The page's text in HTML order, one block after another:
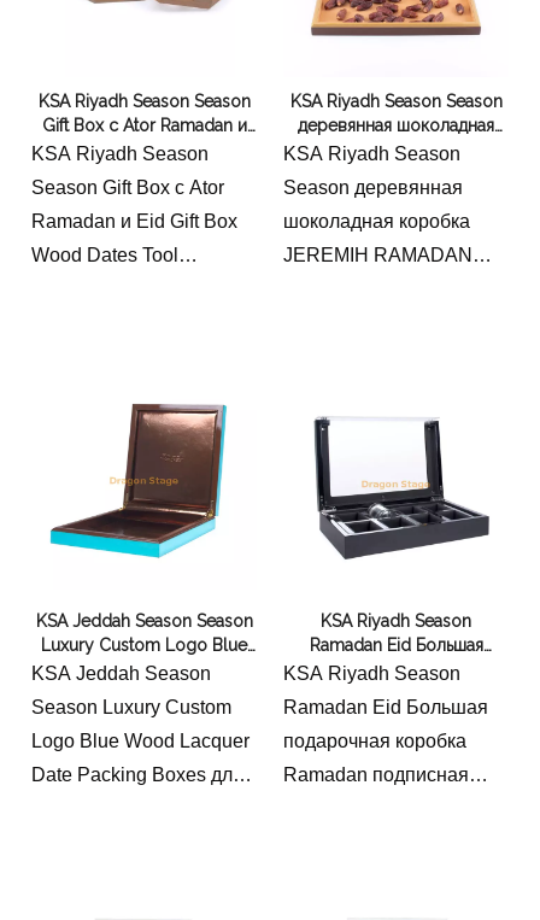
уникальные узоры зерна
очарование, в то время
универсальное
использование для
личного хранения или
подарков. Упакованный
в сумки и коробки OPP, с
гибкого упорядочения.
Идеально подходит для
организации ювелирных
изделий или создания
фирменных, сердечных
подарков.
KSA Riyadh Season Season
Gift Box с Ator Ramadan и
Eid Gift Box Wood Dates
KSA Riyadh Season
Season Gift Box с Ator
Ramadan и Eid Gift Box
Wood Dates Tool
KSA Riyadh Season Season
деревянная шоколадная
коробка JEREMIH
коробка Lahore Kinder
Ramadan Box
KSA Riyadh Season
Season деревянная
шоколадная коробка
JEREMIH RAMADAN
KSA Jeddah Season Season
Luxury Custom Logo Blue
Wood Lacquer Date Packing
KSA Jeddah Season
Season Luxury Custom
Logo Blue Wood Lacquer
Date Packing Boxes для
KSA Riyadh Season
Ramadan Eid Большая
подарочная коробка
коробка деревянная
коробка высокая
KSA Riyadh Season
Ramadan Eid Большая
подарочная коробка
Ramadan подписная